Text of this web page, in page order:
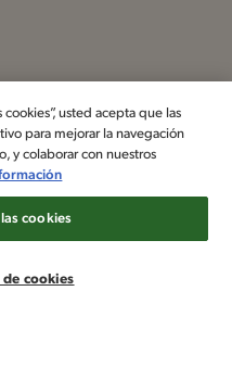
Société dels Produits Nestlé,
usted acepta que las
para mejorar la navegación
y colaborar con nuestros
cookies
cookies